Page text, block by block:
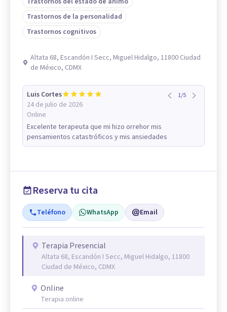
Trastornos de la personalidad
Trastornos cognitivos
Altata 68, Escandón I Secc, Miguel Hidalgo, 11800 Ciudad
de México, CDMX
Luis Cortes
24 de julio de 2026
Online
1/5
Excelente terapeuta que mi hizo orrehor mis
pensamientos catastróficos y mis ansiedades
Reserva tu cita
Teléfono WhatsApp Email
Terapia Presencial
Altata 68, Escandón I Secc, Miguel Hidalgo, 11800
Ciudad de México, CDMX
Online
Terapia online